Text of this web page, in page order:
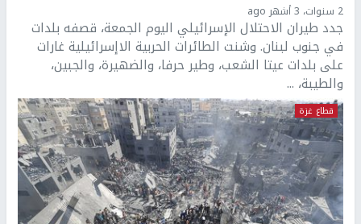
2 سنوات، 3 أشهر ago
جدد طيران الاحتلال الإسرائيلي اليوم الجمعة، قصفه بلدات
في جنوب لبنان. وشنت الطائرات الحربية الاإسرائيلية غارات
على بلدات عيتا الشعب، وطير حرفا، والضهيرة، والجبين،
والطيبة، ...
قطاع غزة